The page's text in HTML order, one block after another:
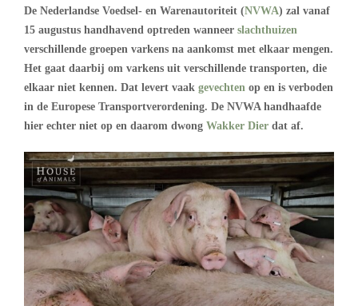
De Nederlandse Voedsel- en Warenautoriteit (NVWA) zal vanaf
15 augustus handhavend optreden wanneer slachthuizen
verschillende groepen varkens na aankomst met elkaar mengen.
Het gaat daarbij om varkens uit verschillende transporten, die
elkaar niet kennen. Dat levert vaak gevechten op en is verboden
in de Europese Transportverordening. De NVWA handhaafde
hier echter niet op en daarom dwong Wakker Dier dat af.